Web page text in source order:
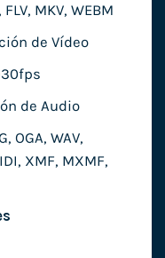
MKV, WEBM
de Vídeo
de Audio
OGA, WAV,
XMF, MXMF,